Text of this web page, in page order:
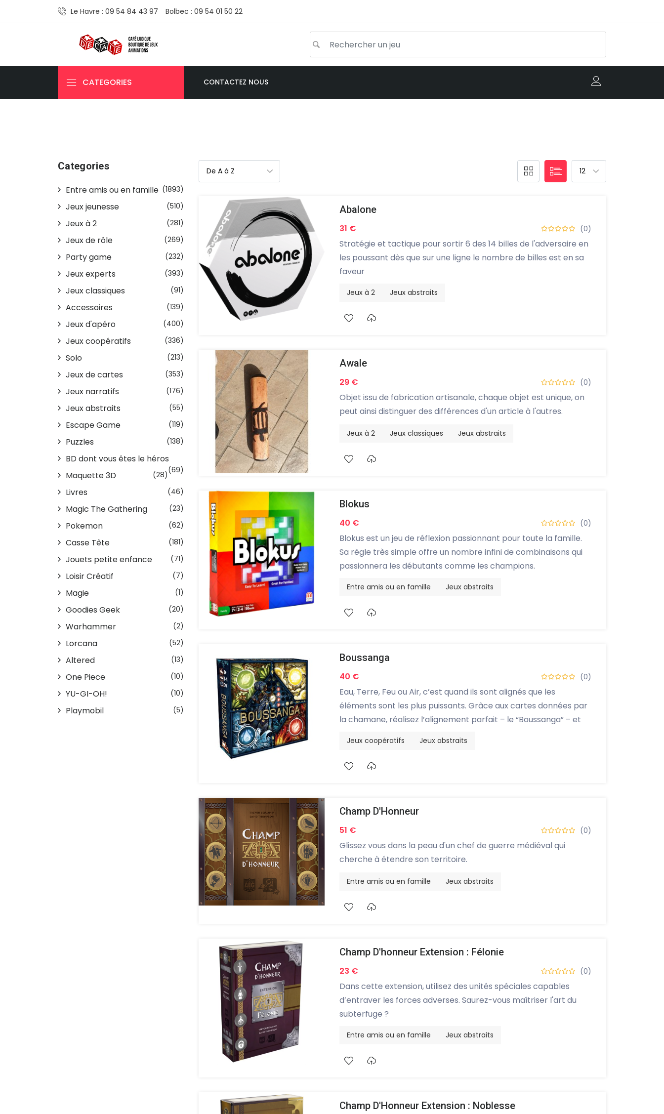
Le Havre : 09 54 84 43 97 Bolbec : 09 54 01 50 22
CATEGORIES CONTACTEZ NOUS
Abalone
31 € (0)
Stratégie et tactique pour sortir 6 des 14 billes de l'adversaire en
les poussant dès que sur une ligne le nombre de billes est en sa
faveur
Jeux à 2 Jeux abstraits
Awale
29 € (0)
Objet issu de fabrication artisanale, chaque objet est unique, on
peut ainsi distinguer des différences d'un article à l'autres.
Jeux à 2 Jeux classiques Jeux abstraits
Blokus
40 € (0)
Blokus est un jeu de réflexion passionnant pour toute la famille.
Sa règle très simple offre un nombre infini de combinaisons qui
passionnera les débutants comme les champions.
Entre amis ou en famille Jeux abstraits
Boussanga
40 € (0)
Eau, Terre, Feu ou Air, c’est quand ils sont alignés que les
éléments sont les plus puissants. Grâce aux cartes données par
la chamane, réalisez l’alignement parfait – le “Boussanga” – et
Jeux coopératifs Jeux abstraits
Champ D'Honneur
51 € (0)
Glissez vous dans la peau d'un chef de guerre médiéval qui
cherche à étendre son territoire.
Entre amis ou en famille Jeux abstraits
Champ D'honneur Extension : Félonie
23 € (0)
Dans cette extension, utilisez des unités spéciales capables
d’entraver les forces adverses. Saurez-vous maîtriser l'art du
subterfuge ?
Entre amis ou en famille Jeux abstraits
Champ D'Honneur Extension : Noblesse
Categories
Entre amis ou en famille (1893)
Jeux jeunesse (510)
Jeux à 2 (281)
Jeux de rôle (269)
Party game (232)
Jeux experts (393)
Jeux classiques (91)
Accessoires (139)
Jeux d'apéro (400)
Jeux coopératifs (336)
Solo (213)
Jeux de cartes (353)
Jeux narratifs (176)
Jeux abstraits (55)
Escape Game (119)
Puzzles (138)
BD dont vous êtes le héros
(69)
Maquette 3D (28)
Livres (46)
Magic The Gathering (23)
Pokemon (62)
Casse Tête (181)
Jouets petite enfance (71)
Loisir Créatif (7)
Magie (1)
Goodies Geek (20)
Warhammer (2)
Lorcana (52)
Altered (13)
One Piece (10)
YU-GI-OH! (10)
Playmobil (5)